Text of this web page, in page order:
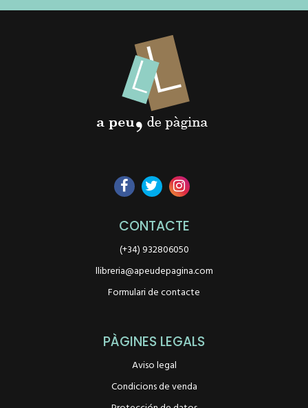
CONTACTE
(+34) 932806050
llibreria@apeudepagina.com
Formulari de contacte
PÀGINES LEGALS
Aviso legal
Condicions de venda